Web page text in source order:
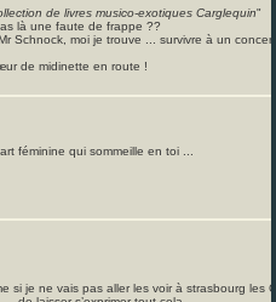
de livres musico-exotiques Carglequin"
là une faute de frappe ??
Schnock, moi je trouve ... survivre à un
de midinette en route !
féminine qui sommeille en toi ...
si je ne vais pas aller les voir à strasbourg les